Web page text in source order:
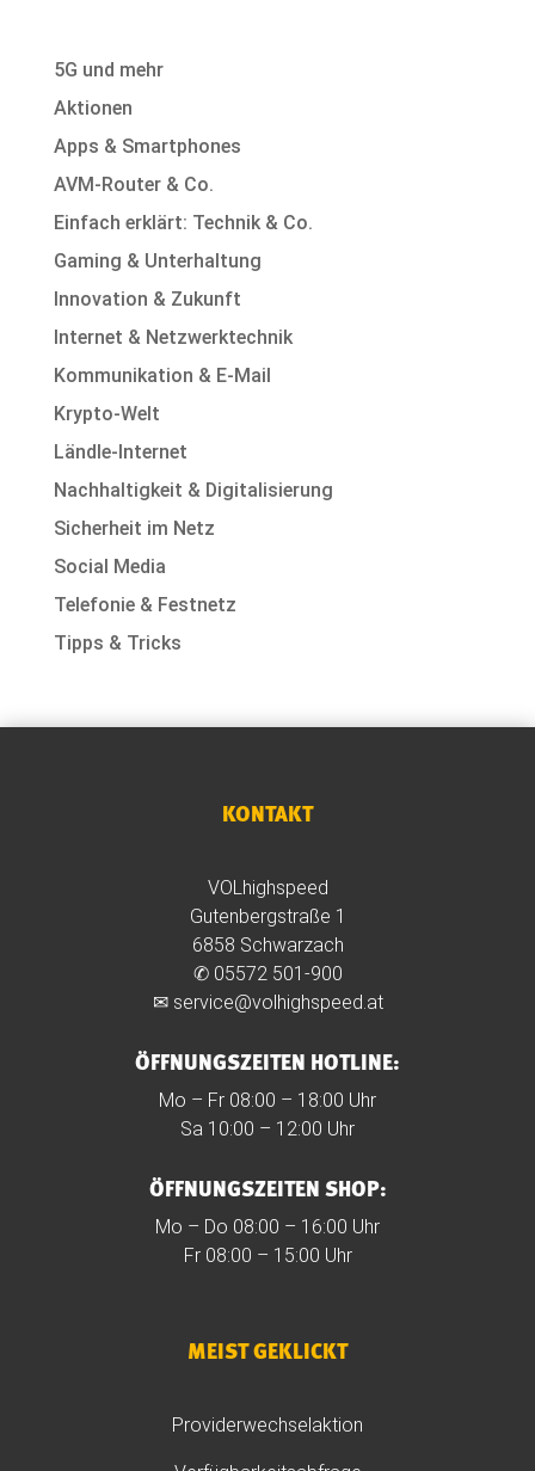
5G und mehr
Aktionen
Apps & Smartphones
AVM-Router & Co.
Einfach erklärt: Technik & Co.
Gaming & Unterhaltung
Innovation & Zukunft
Internet & Netzwerktechnik
Kommunikation & E-Mail
Krypto-Welt
Ländle-Internet
Nachhaltigkeit & Digitalisierung
Sicherheit im Netz
Social Media
Telefonie & Festnetz
Tipps & Tricks
KONTAKT
VOLhighspeed
Gutenbergstraße 1
6858 Schwarzach
✆ 05572 501-900
✉ service@volhighspeed.at
ÖFFNUNGSZEITEN HOTLINE:
Mo – Fr 08:00 – 18:00 Uhr
Sa 10:00 – 12:00 Uhr
ÖFFNUNGSZEITEN SHOP:
Mo – Do 08:00 – 16:00 Uhr
Fr 08:00 – 15:00 Uhr
MEIST GEKLICKT
Providerwechselaktion